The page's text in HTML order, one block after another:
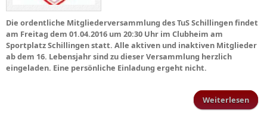
Die ordentliche Mitgliederversammlung des TuS Schillingen findet
am Freitag dem 01.04.2016 um 20:30 Uhr im Clubheim am
Sportplatz Schillingen statt. Alle aktiven und inaktiven Mitglieder
ab dem 16. Lebensjahr sind zu dieser Versammlung herzlich
eingeladen. Eine persönliche Einladung ergeht nicht.
Weiterlesen